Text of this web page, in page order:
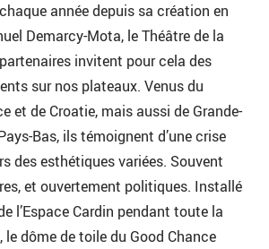
année depuis sa création en
Demarcy-Mota, le Théâtre de la
invitent pour cela des
sur nos plateaux. Venus du
et de Croatie, mais aussi de Grande-
Bas, ils témoignent d’une crise
des esthétiques variées. Souvent
et ouvertement politiques. Installé
l’Espace Cardin pendant toute la
dôme de toile du Good Chance